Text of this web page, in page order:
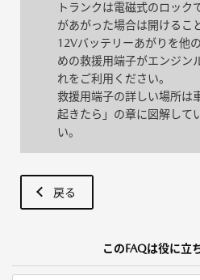
トランクは電磁式のロック
があがった場合は開けるこ
12Vバッテリーあがりを他
めの救援用端子がエンジン
れをご利用ください。
救援用端子の詳しい場所は
起きたら」の章に図解して
い。
戻る
このFAQは役に立